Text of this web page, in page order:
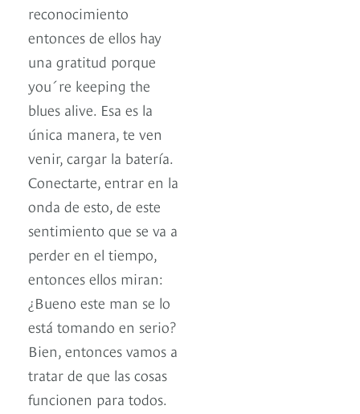
reconocimiento
entonces de ellos hay
una gratitud porque
you´re keeping the
blues alive. Esa es la
única manera, te ven
venir, cargar la batería.
Conectarte, entrar en la
onda de esto, de este
sentimiento que se va a
perder en el tiempo,
entonces ellos miran:
¿Bueno este man se lo
está tomando en serio?
Bien, entonces vamos a
tratar de que las cosas
funcionen para todos.